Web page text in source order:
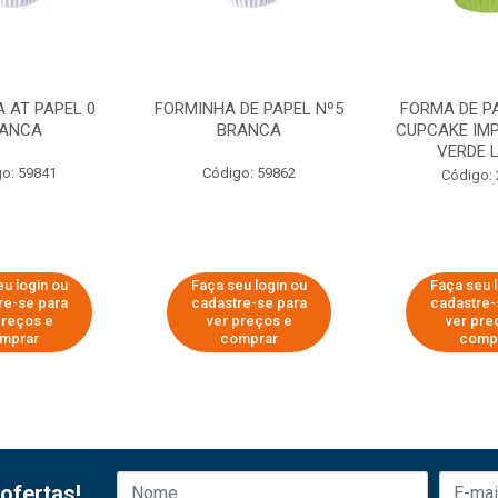
AT PAPEL 0
59841
login ou
se para
e
FORMINHA DE PAPEL Nº5
BRANCA
Código: 59862
Faça seu login ou
cadastre-se para
ver preços e
comprar
FORMA DE
CUPCAKE
VERDE
Código:
Faça seu
ver